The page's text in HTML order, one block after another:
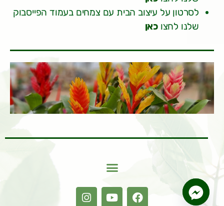
לסרטון על עיצוב הבית עם צמחים בעמוד הפייסבוק
שלנו לחצו כאן